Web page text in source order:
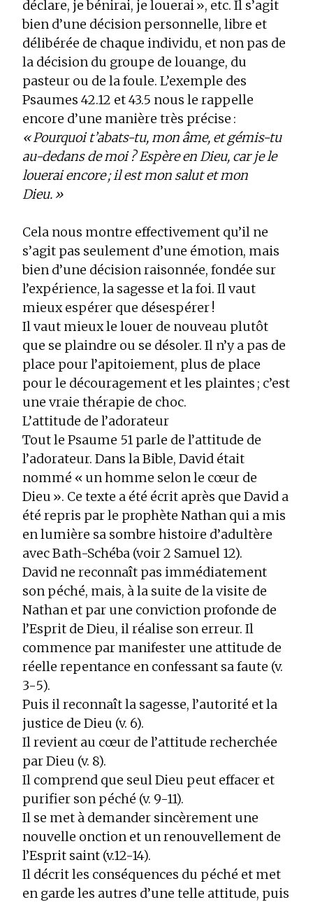
déclare, je bénirai, je louerai », etc. Il s’agit
bien d’une décision personnelle, libre et
délibérée de chaque individu, et non pas de
la décision du groupe de louange, du
pasteur ou de la foule. L’exemple des
Psaumes 42.12 et 43.5 nous le rappelle
encore d’une manière très précise :
« Pourquoi t’abats-tu, mon âme, et gémis-tu
au-dedans de moi ? Espère en Dieu, car je le
louerai encore ; il est mon salut et mon
Dieu. »
Cela nous montre effectivement qu’il ne
s’agit pas seulement d’une émotion, mais
bien d’une décision raisonnée, fondée sur
l’expérience, la sagesse et la foi. Il vaut
mieux espérer que désespérer !
Il vaut mieux le louer de nouveau plutôt
que se plaindre ou se désoler. Il n’y a pas de
place pour l’apitoiement, plus de place
pour le découragement et les plaintes ; c’est
une vraie thérapie de choc.
L’attitude de l’adorateur
Tout le Psaume 51 parle de l’attitude de
l’adorateur. Dans la Bible, David était
nommé « un homme selon le cœur de
Dieu ». Ce texte a été écrit après que David a
été repris par le prophète Nathan qui a mis
en lumière sa sombre histoire d’adultère
avec Bath-Schéba (voir 2 Samuel 12).
David ne reconnaît pas immédiatement
son péché, mais, à la suite de la visite de
Nathan et par une conviction profonde de
l’Esprit de Dieu, il réalise son erreur. Il
commence par manifester une attitude de
réelle repentance en confessant sa faute (v.
3-5).
Puis il reconnaît la sagesse, l’autorité et la
justice de Dieu (v. 6).
Il revient au cœur de l’attitude recherchée
par Dieu (v. 8).
Il comprend que seul Dieu peut effacer et
purifier son péché (v. 9-11).
Il se met à demander sincèrement une
nouvelle onction et un renouvellement de
l’Esprit saint (v.12-14).
Il décrit les conséquences du péché et met
en garde les autres d’une telle attitude, puis